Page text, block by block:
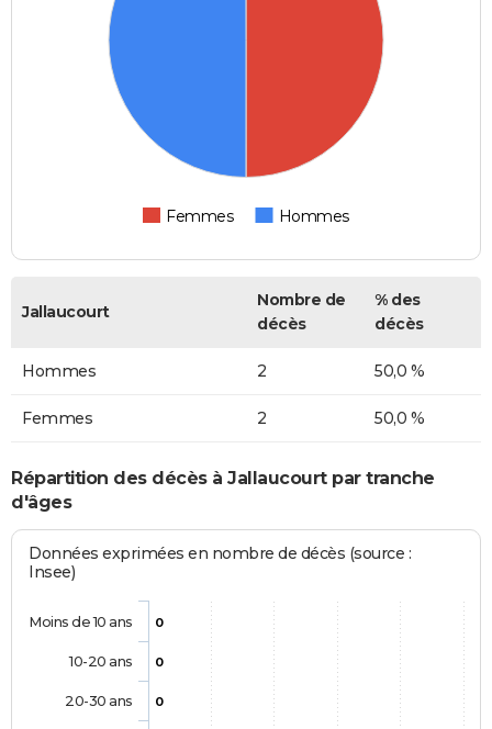
Femmes Hommes
Jallaucourt
Nombre de
décès
% des
décès
Hommes 2 50,0 %
Femmes 2 50,0 %
Répartition des décès à Jallaucourt par tranche
d'âges
Données exprimées en nombre de décès (source :
Insee)
0
0
0
Moins de 10 ans
10-20 ans
20-30 ans